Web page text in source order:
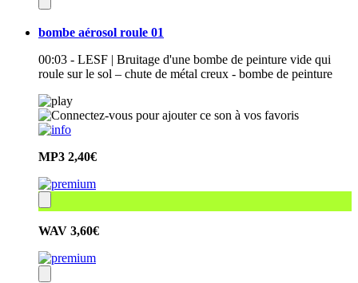
bombe aérosol roule 01
00:03 - LESF | Bruitage d'une bombe de peinture vide qui
roule sur le sol – chute de métal creux - bombe de peinture
MP3 2,40€
WAV 3,60€